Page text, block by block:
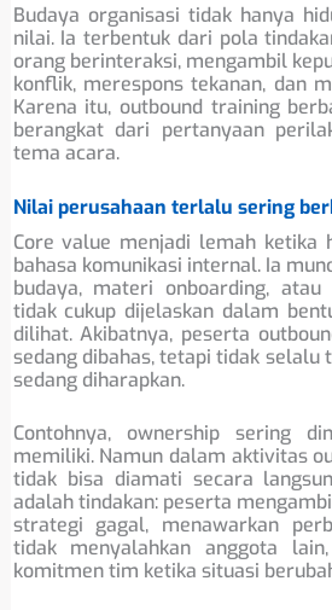
Budaya organisasi tidak hanya
nilai. Ia terbentuk dari pola
orang berinteraksi, mengambil
konflik, merespons tekanan, dan
Karena itu, outbound training
berangkat dari pertanyaan
tema acara.
Nilai perusahaan terlalu sering
Core value menjadi lemah ketika
bahasa komunikasi internal. Ia
budaya, materi onboarding,
tidak cukup dijelaskan dalam
dilihat. Akibatnya, peserta
sedang dibahas, tetapi tidak selalu
sedang diharapkan.
Contohnya, ownership sering
memiliki. Namun dalam aktivitas
tidak bisa diamati secara
adalah tindakan: peserta
strategi gagal, menawarkan
tidak menyalahkan anggota
komitmen tim ketika situasi